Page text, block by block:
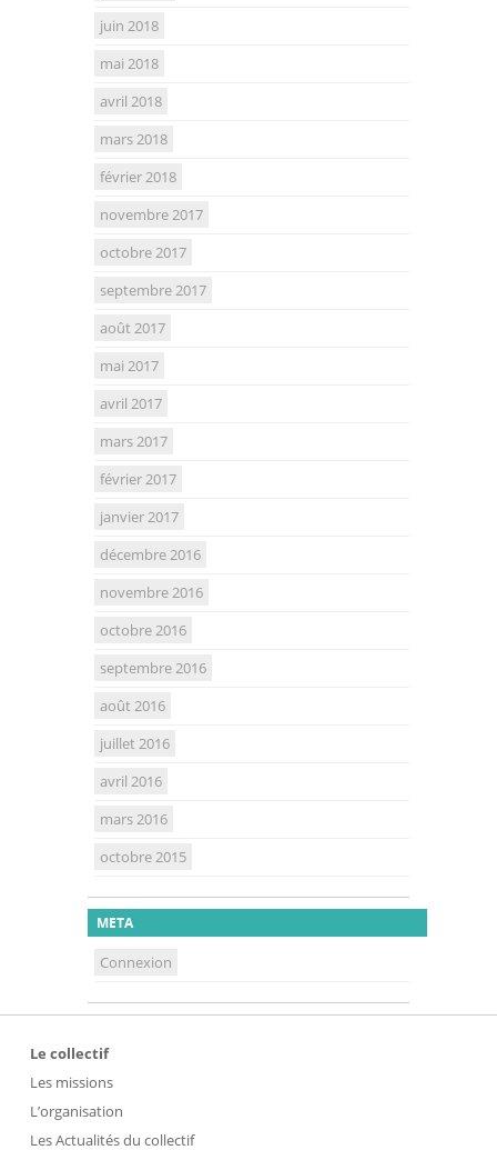
juin 2018
mai 2018
avril 2018
mars 2018
février 2018
novembre 2017
octobre 2017
septembre 2017
août 2017
mai 2017
avril 2017
mars 2017
février 2017
janvier 2017
décembre 2016
novembre 2016
octobre 2016
septembre 2016
août 2016
juillet 2016
avril 2016
mars 2016
octobre 2015
META
Connexion
Le collectif
Les missions
L’organisation
Les Actualités du collectif